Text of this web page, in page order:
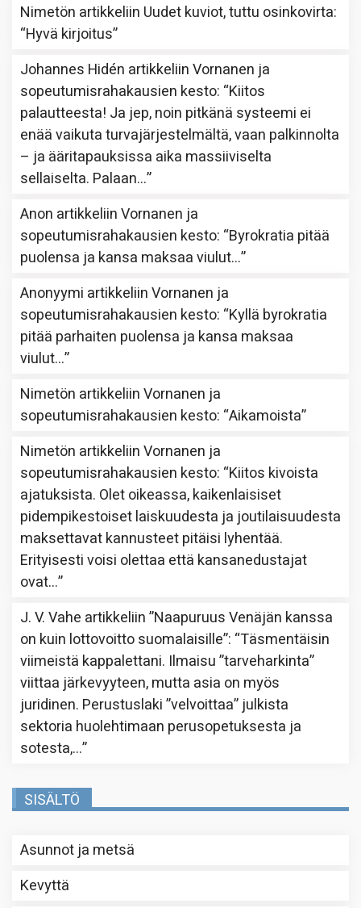
Nimetön artikkeliin Uudet kuviot, tuttu osinkovirta:
“Hyvä kirjoitus”
Johannes Hidén artikkeliinVornanen ja
sopeutumisrahakausien kesto: “Kiitos
palautteesta! Ja jep, noin pitkänä systeemi ei
enää vaikuta turvajärjestelmältä, vaan palkinnolta
– ja ääritapauksissa aika massiiviselta
sellaiselta. Palaan…”
Anon artikkeliinVornanen ja
sopeutumisrahakausien kesto: “Byrokratia pitää
puolensa ja kansa maksaa viulut…”
Anonyymi artikkeliinVornanen ja
sopeutumisrahakausien kesto: “Kyllä byrokratia
pitää parhaiten puolensa ja kansa maksaa
viulut…”
Nimetön artikkeliinVornanen ja
sopeutumisrahakausien kesto: “Aikamoista”
Nimetön artikkeliinVornanen ja
sopeutumisrahakausien kesto: “Kiitos kivoista
ajatuksista. Olet oikeassa, kaikenlaisiset
pidempikestoiset laiskuudesta ja joutilaisuudesta
maksettavat kannusteet pitäisi lyhentää.
Erityisesti voisi olettaa että kansanedustajat
ovat…”
J. V. Vahe artikkeliin”Naapuruus Venäjän kanssa
on kuin lottovoitto suomalaisille”: “Täsmentäisin
viimeistä kappalettani. Ilmaisu ”tarveharkinta”
viittaa järkevyyteen, mutta asia on myös
juridinen. Perustuslaki ”velvoittaa” julkista
sektoria huolehtimaan perusopetuksesta ja
sotesta,…”
SISÄLTÖ
Asunnot ja metsä
Kevyttä